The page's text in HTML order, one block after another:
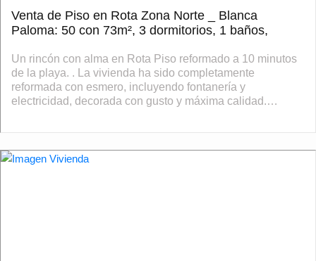
Venta de Piso en Rota Zona Norte _ Blanca
Paloma: 50 con 73m², 3 dormitorios, 1 baños,
Un rincón con alma en Rota Piso reformado a 10 minutos
de la playa. . La vivienda ha sido completamente
reformada con esmero, incluyendo fontanería y
electricidad, decorada con gusto y máxima calidad.